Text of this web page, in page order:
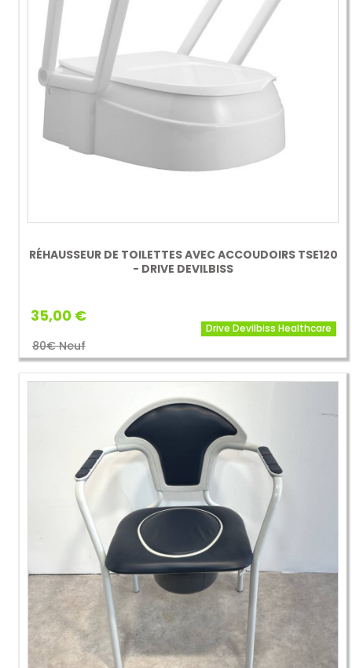
RÉHAUSSEUR DE TOILETTES AVEC ACCOUDOIRS TSE120
- DRIVE DEVILBISS
35,00 €
80€ Neuf
Drive Devilbiss Healthcare